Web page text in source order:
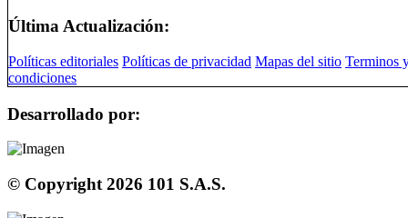
Última Actualización:
Políticas editoriales Políticas de privacidad Mapas del sitio Terminos
condiciones
Desarrollado por:
© Copyright 2026 101 S.A.S.